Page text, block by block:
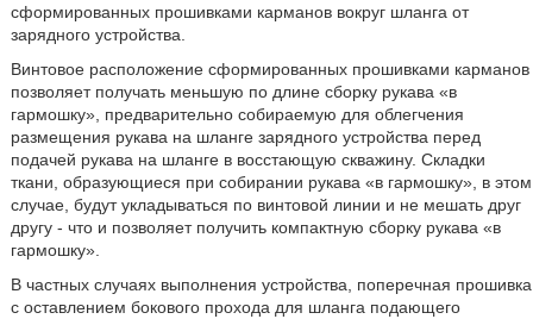
сформированных прошивками карманов вокруг шланга от
зарядного устройства.
Винтовое расположение сформированных прошивками карманов
позволяет получать меньшую по длине сборку рукава «в
гармошку», предварительно собираемую для облегчения
размещения рукава на шланге зарядного устройства перед
подачей рукава на шланге в восстающую скважину. Складки
ткани, образующиеся при собирании рукава «в гармошку», в этом
случае, будут укладываться по винтовой линии и не мешать друг
другу - что и позволяет получить компактную сборку рукава «в
гармошку».
В частных случаях выполнения устройства, поперечная прошивка
с оставлением бокового прохода для шланга подающего